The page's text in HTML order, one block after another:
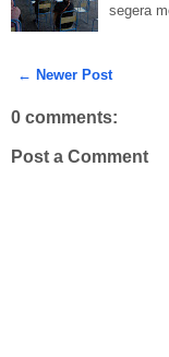
segera
← Newer Post
0 comments:
Post a Comment